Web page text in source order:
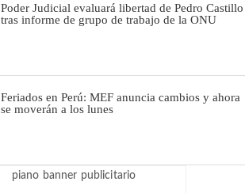
Poder Judicial evaluará libertad de Pedro Castillo
tras informe de grupo de trabajo de la ONU
Feriados en Perú: MEF anuncia cambios y ahora
se moverán a los lunes